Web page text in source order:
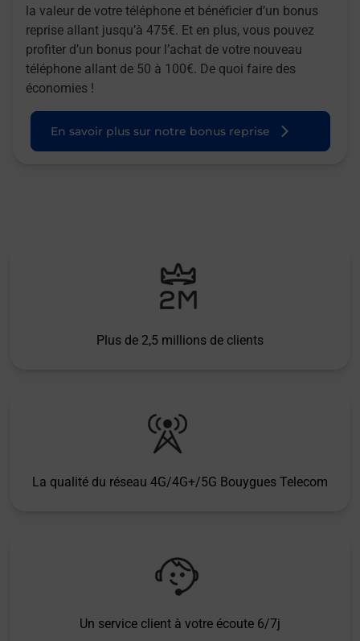
la valeur de votre téléphone et bénéficier d’un bonus
reprise allant jusqu’à 475€. Et en plus, vous pouvez
profiter d’un bonus pour l’achat de votre nouveau
téléphone allant de 50 à 100€. De quoi faire des
économies !
En savoir plus sur notre bonus reprise
Plus de 2,5 millions de clients
La qualité du réseau 4G/4G+/5G Bouygues Telecom
Un service client à votre écoute 6/7j